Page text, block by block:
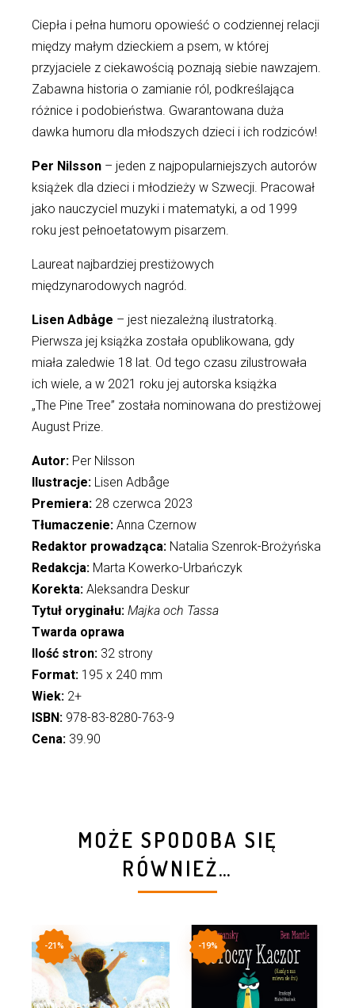
Ciepła i pełna humoru opowieść o codziennej relacji
między małym dzieckiem a psem, w której
przyjaciele z ciekawością poznają siebie nawzajem.
Zabawna historia o zamianie ról, podkreślająca
różnice i podobieństwa. Gwarantowana duża
dawka humoru dla młodszych dzieci i ich rodziców!
Per Nilsson – jeden z najpopularniejszych autorów
książek dla dzieci i młodzieży w Szwecji. Pracował
jako nauczyciel muzyki i matematyki, a od 1999
roku jest pełnoetatowym pisarzem.
Laureat najbardziej prestiżowych
międzynarodowych nagród.
Lisen Adbåge – jest niezależną ilustratorką.
Pierwsza jej książka została opublikowana, gdy
miała zaledwie 18 lat. Od tego czasu zilustrowała
ich wiele, a w 2021 roku jej autorska książka
„The Pine Tree” została nominowana do prestiżowej
August Prize.
Autor: Per Nilsson
Ilustracje: Lisen Adbåge
Premiera: 28 czerwca 2023
Tłumaczenie: Anna Czernow
Redaktor prowadząca: Natalia Szenrok-Brożyńska
Redakcja: Marta Kowerko-Urbańczyk
Korekta: Aleksandra Deskur
Tytuł oryginału: Majka och Tassa
Twarda oprawa
Ilość stron: 32 strony
Format: 195 x 240 mm
Wiek: 2+
ISBN: 978-83-8280-763-9
Cena: 39.90
MOŻE SPODOBA SIĘ
RÓWNIEŻ…
-21% -19%